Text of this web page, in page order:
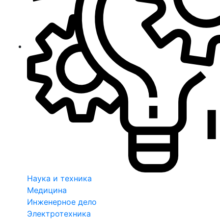
Наука и техника
Медицина
Инженерное дело
Электротехника